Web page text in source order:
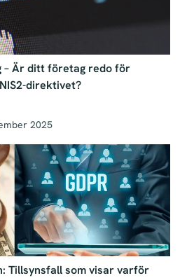
– Är ditt företag redo för
direktivet?
2025
Tillsynsfall som visar varför